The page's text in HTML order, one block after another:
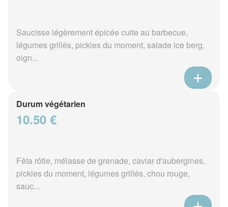
Saucisse légèrement épicée cuite au barbecue,
légumes grillés, pickles du moment, salade ice berg,
oign...
Durum végétarien
10.50 €
Fêta rôtie, mélasse de grenade, caviar d'aubergines,
pickles du moment, légumes grillés, chou rouge,
sauc...